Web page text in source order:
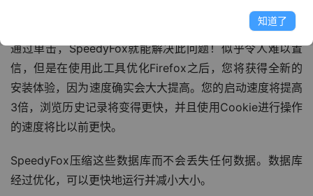
通过单击，SpeedyFox就能解决此问题！似乎令人难以置
信，但是在使用此工具优化Firefox之后，您将获得全新的
安装体验，因为速度确实会大大提高。您的启动速度将提高
3倍，浏览历史记录将变得更快，并且使用Cookie进行操作
的速度将比以前更快。
SpeedyFox压缩这些数据库而不会丢失任何数据。数据库
经过优化，可以更快地运行并减小大小。
知道了